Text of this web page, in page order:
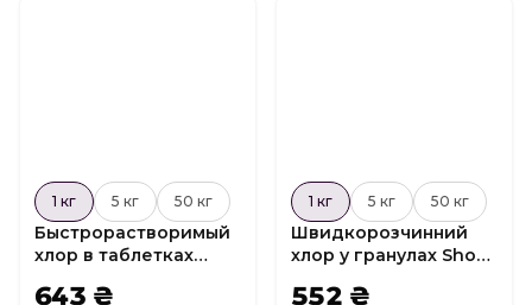
1 кг 5 кг 50 кг
Быстрорастворимый
хлор в таблетках
643 ₴
1 кг 5 кг 50 кг
Швидкорозчинний
хлор у гранулах Shock
552 ₴